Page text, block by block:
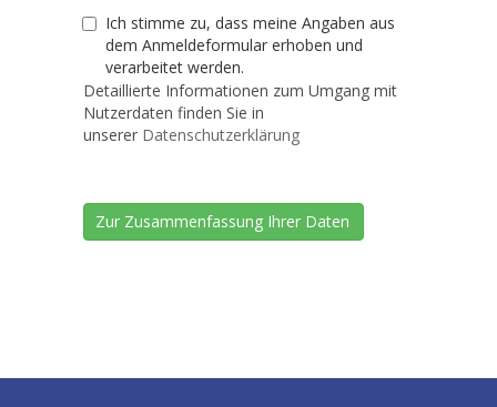
Ich stimme zu, dass meine Angaben aus
dem Anmeldeformular erhoben und
verarbeitet werden.
Detaillierte Informationen zum Umgang mit
Nutzerdaten finden Sie in
unserer Datenschutzerklärung